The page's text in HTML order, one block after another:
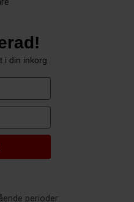
i din inkorg
perioder: